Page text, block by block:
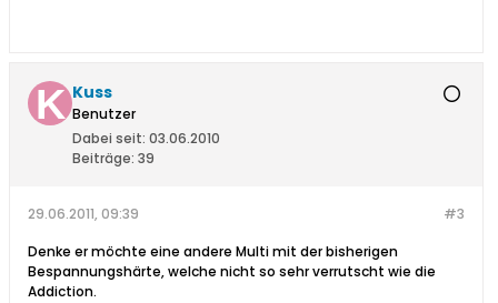
Kuss
Benutzer
Dabei seit: 03.06.2010
Beiträge: 39
#3
29.06.2011, 09:39
Denke er möchte eine andere Multi mit der bisherigen
Bespannungshärte, welche nicht so sehr verrutscht wie die
Addiction.